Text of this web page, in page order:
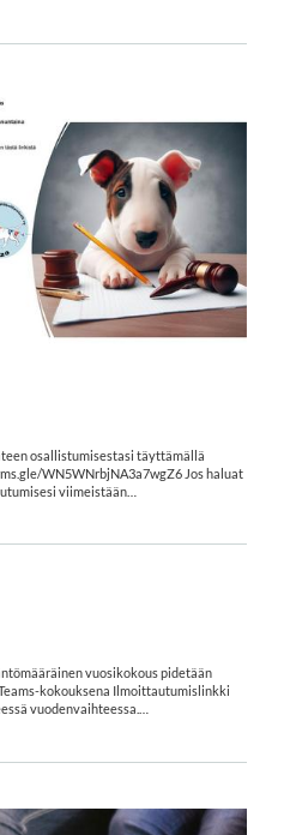
osallistumisestasi täyttämällä
WN5WNrbjNA3a7wgZ6 Jos haluat
viimeistään…
vuosikokous pidetään
kokouksena Ilmoittautumislinkki
vuodenvaihteessa.…